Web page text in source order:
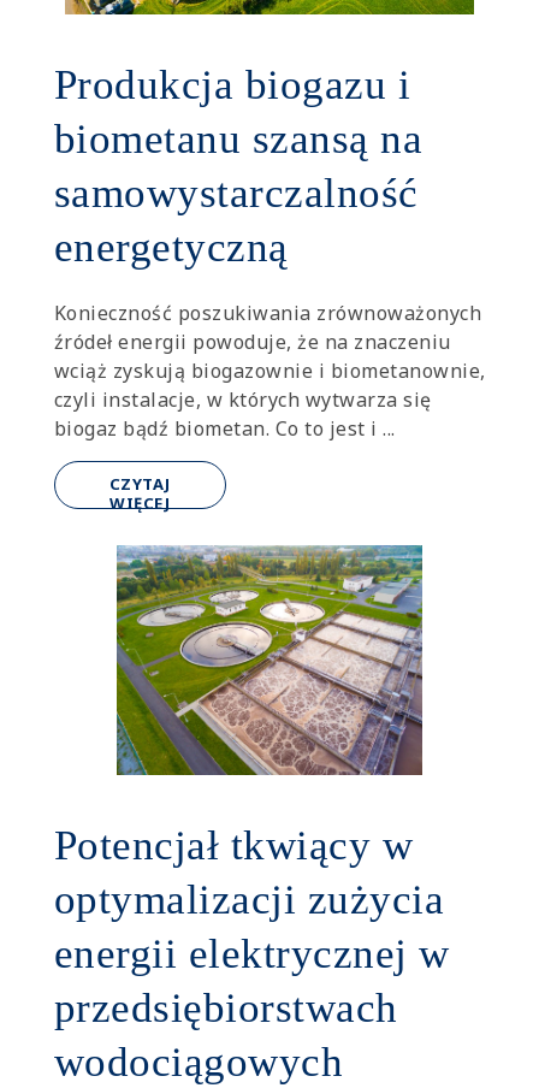
Produkcja biogazu i
biometanu szansą na
samowystarczalność
energetyczną
Konieczność poszukiwania zrównoważonych
źródeł energii powoduje, że na znaczeniu
wciąż zyskują biogazownie i biometanownie,
czyli instalacje, w których wytwarza się
biogaz bądź biometan. Co to jest i ...
CZYTAJ
WIĘCEJ
Potencjał tkwiący w
optymalizacji zużycia
energii elektrycznej w
przedsiębiorstwach
wodociągowych